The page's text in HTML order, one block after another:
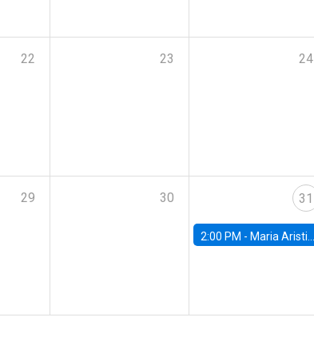
22 23 24
29 30 31
2:00 PM - Maria Aristizabal-Ramirez, FED Board